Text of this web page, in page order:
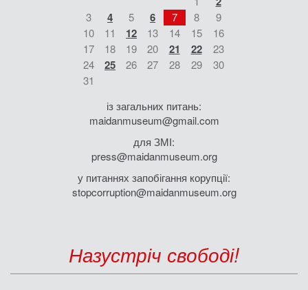
3 4 5 6 7 8
9
10
11 12 13 14 15
16
17
18 19 20 21 22
23
24
25 26 27 28 29
30
31
із загальних питань:
maidanmuseum@gmail.com
для ЗМІ:
press@maidanmuseum.org
у питаннях запобігання корупції:
stopcorruption@maidanmuseum.org
Назустріч свободі!